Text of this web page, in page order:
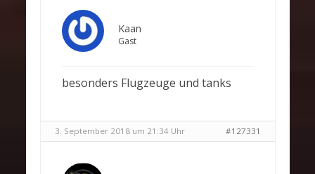
Kaan
Gast
besonders Flugzeuge und tanks
3. September 2018 um 21:34 Uhr #127331